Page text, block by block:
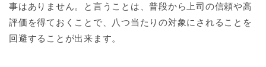
事はありません。と言うことは、普段から上司の信頼や高
評価を得ておくことで、八つ当たりの対象にされることを
回避することが出来ます。